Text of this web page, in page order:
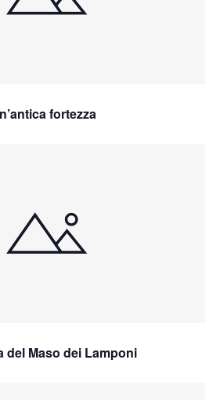
fortezza
del Maso dei Lamponi